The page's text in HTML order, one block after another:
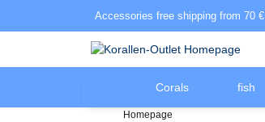
Accessories free shipping from 70 €
Corals fish
Homepage